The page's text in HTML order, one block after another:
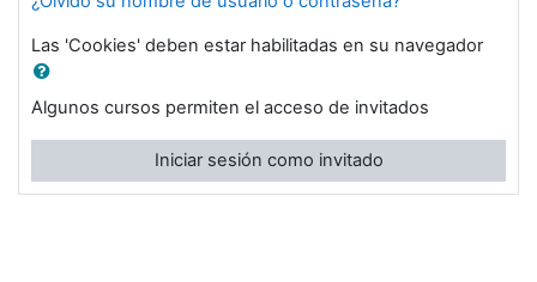
Las 'Cookies' deben estar habilitadas en su navegador
Algunos cursos permiten el acceso de invitados
Iniciar sesión como invitado